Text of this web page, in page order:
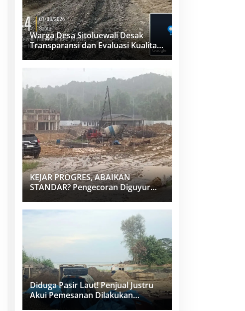
Warga Desa Sitoluewali Desak
Transparansi dan Evaluasi Kualitas
Proyek Jalan, Diduga Minim
KEJAR PROGRES, ABAIKAN
STANDAR? Pengecoran Diguyur
Hujan di Proyek Rp87,34 Miliar
Sukma Nias, Konsultan, Pengawas
dan PPK Bungkam
Diduga Pasir Laut! Penjual Justru
Akui Pemesanan Dilakukan
Langsung Humas Proyek Sukma